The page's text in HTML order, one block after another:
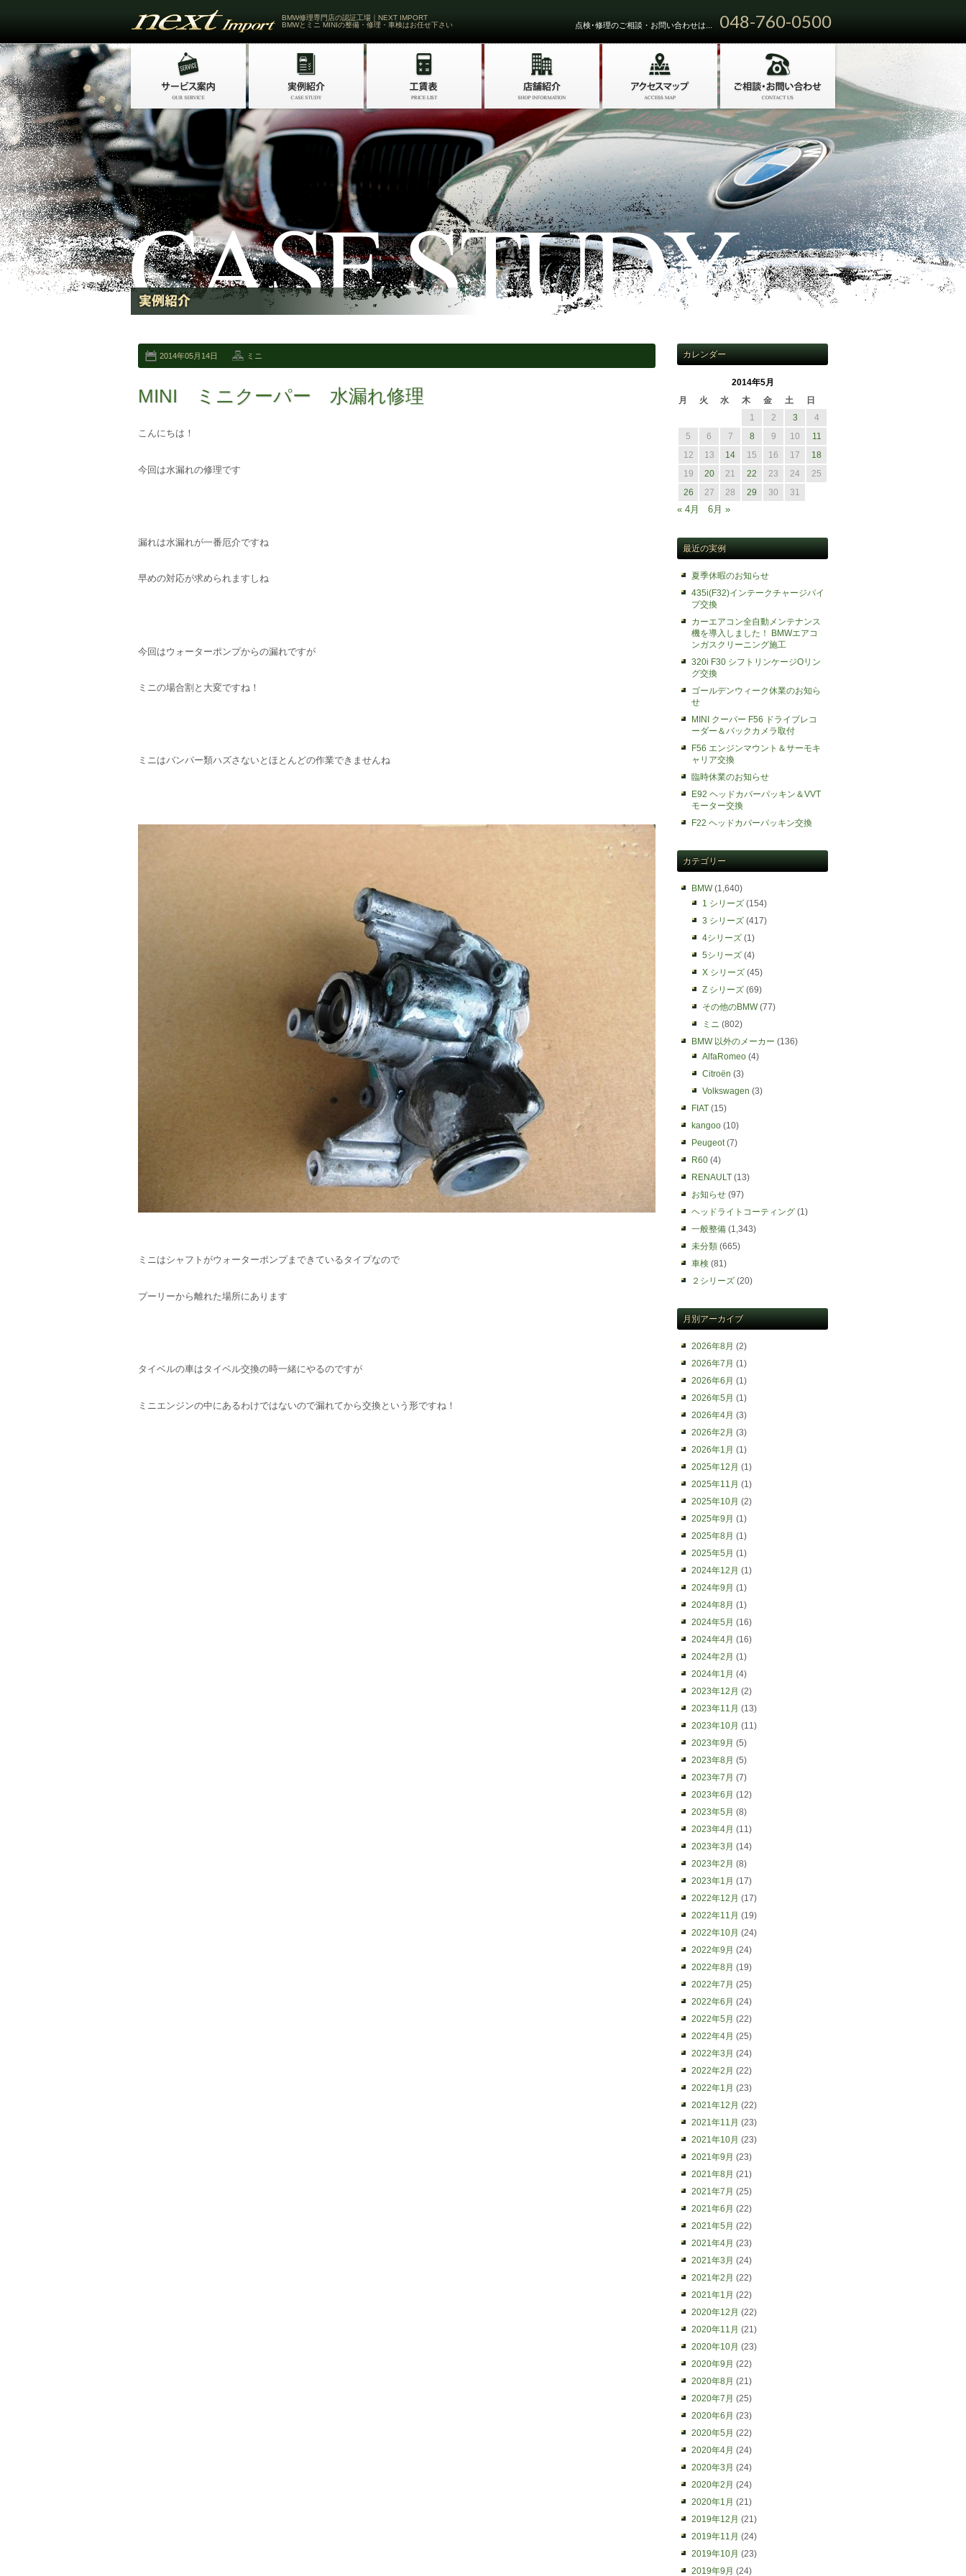
BMW修理専門店の認証工場｜NEXT IMPORT
BMWとミニ MINIの整備・修理・車検はお任せ下さい
点検･修理のご相談・お問い合わせは... 048-760-0500
2014年05月14日 ミニ
MINI ミニクーパー 水漏れ修理
こんにちは！
今回は水漏れの修理です
漏れは水漏れが一番厄介ですね
早めの対応が求められますしね
今回はウォーターポンプからの漏れですが
ミニの場合割と大変ですね！
ミニはバンパー類ハズさないとほとんどの作業できませんね
ミニはシャフトがウォーターポンプまできているタイプなので
プーリーから離れた場所にあります
タイベルの車はタイベル交換の時一緒にやるのですが
ミニエンジンの中にあるわけではないので漏れてから交換という形ですね！
カレンダー
2014年5月
月
火 水 木 金 土
日
1
2 3
4
5
6 7 8 9 10
11
12
13 14 15 16 17
18
19
20 21 22 23 24
25
26
27 28 29 30 31
« 4月 6月 »
最近の実例
夏季休暇のお知らせ
435i(F32)インテークチャージパイ
プ交換
カーエアコン全自動メンテナンス
機を導入しました！ BMWエアコ
ンガスクリーニング施工
320i F30 シフトリンケージOリン
グ交換
ゴールデンウィーク休業のお知ら
せ
MINI クーパー F56 ドライブレコ
ーダー＆バックカメラ取付
F56 エンジンマウント＆サーモキ
ャリア交換
臨時休業のお知らせ
E92 ヘッドカバーパッキン＆VVT
モーター交換
F22 ヘッドカバーパッキン交換
カテゴリー
BMW(1,640)
1 シリーズ (154)
3 シリーズ (417)
4シリーズ (1)
5シリーズ (4)
X シリーズ (45)
Z シリーズ (69)
その他のBMW(77)
ミニ (802)
BMW 以外のメーカー (136)
AlfaRomeo (4)
Citroën (3)
Volkswagen (3)
FIAT (15)
kangoo (10)
Peugeot(7)
R60 (4)
RENAULT (13)
お知らせ (97)
ヘッドライトコーティング (1)
一般整備 (1,343)
未分類 (665)
車検 (81)
２シリーズ (20)
月別アーカイブ
2026年8月 (2)
2026年7月 (1)
2026年6月 (1)
2026年5月 (1)
2026年4月 (3)
2026年2月 (3)
2026年1月 (1)
2025年12月 (1)
2025年11月 (1)
2025年10月 (2)
2025年9月 (1)
2025年8月 (1)
2025年5月 (1)
2024年12月 (1)
2024年9月 (1)
2024年8月 (1)
2024年5月 (16)
2024年4月 (16)
2024年2月 (1)
2024年1月 (4)
2023年12月 (2)
2023年11月 (13)
2023年10月 (11)
2023年9月 (5)
2023年8月 (5)
2023年7月 (7)
2023年6月 (12)
2023年5月 (8)
2023年4月 (11)
2023年3月 (14)
2023年2月 (8)
2023年1月 (17)
2022年12月 (17)
2022年11月 (19)
2022年10月 (24)
2022年9月 (24)
2022年8月 (19)
2022年7月 (25)
2022年6月 (24)
2022年5月 (22)
2022年4月 (25)
2022年3月 (24)
2022年2月 (22)
2022年1月 (23)
2021年12月 (22)
2021年11月 (23)
2021年10月 (23)
2021年9月 (23)
2021年8月 (21)
2021年7月 (25)
2021年6月 (22)
2021年5月 (22)
2021年4月 (23)
2021年3月 (24)
2021年2月 (22)
2021年1月 (22)
2020年12月 (22)
2020年11月 (21)
2020年10月 (23)
2020年9月 (22)
2020年8月 (21)
2020年7月 (25)
2020年6月 (23)
2020年5月 (22)
2020年4月 (24)
2020年3月 (24)
2020年2月 (24)
2020年1月 (21)
2019年12月 (21)
2019年11月 (24)
2019年10月 (23)
2019年9月 (24)